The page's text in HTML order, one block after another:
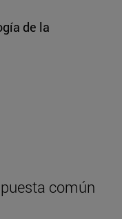
de la
común